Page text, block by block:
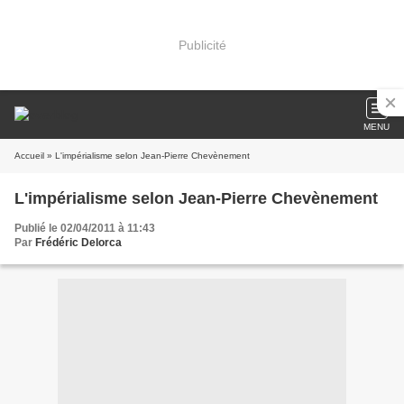
Publicité
MENU
Accueil » L'impérialisme selon Jean-Pierre Chevènement
L'impérialisme selon Jean-Pierre Chevènement
Publié le 02/04/2011 à 11:43
Par Frédéric Delorca